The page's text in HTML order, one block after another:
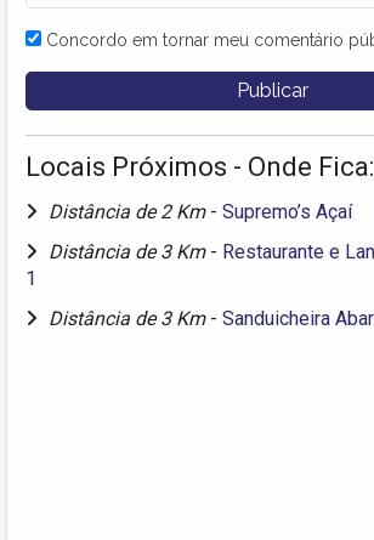
Concordo em tornar meu comentário
Locais Próximos - Onde Fica:
Distância de 2 Km - Supremo’s Açaí
Distância de 3 Km - Restaurante e
1
Distância de 3 Km - Sanduicheira